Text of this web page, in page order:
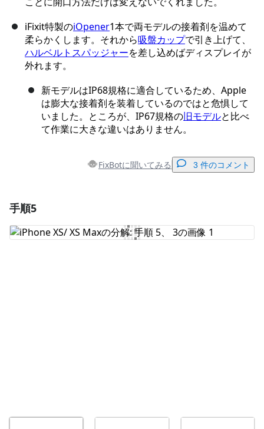
iFixit特製のiOpener1本で両モデルの接着剤を温めて
柔らかくします。それから吸盤カップで引き上げて、
ハルベルトスパッジャーを差し込めばディスプレイが
外れます。
新モデルはIP68規格に適合しているため、Apple
は膨大な接着剤を装着しているのではと危惧して
いました。ところが、IP67規格の旧モデルと比べ
て作業に大きな違いはありません。
FixBotに聞いてみる 3 件のコメント
コメントを追加
手順5